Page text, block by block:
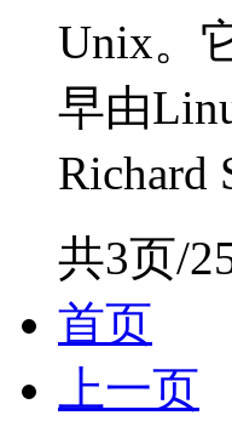
Unix。
早由
Richard
共3页/
首页
上一页